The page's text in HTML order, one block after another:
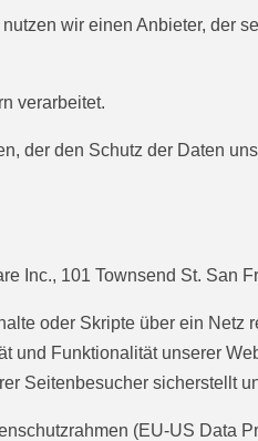
wir einen Anbieter, der
verarbeitet.
der den Schutz der Daten
Inc., 101 Townsend St. San
oder Skripte über ein
Funktionalität unserer
Seitenbesucher sicherstellt
(EU-US Data